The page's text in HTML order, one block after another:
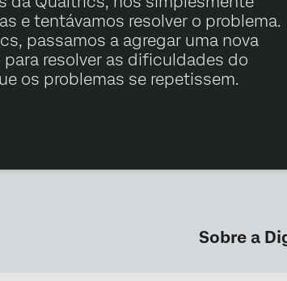
e tentávamos resolver o problema.
passamos a agregar uma nova
resolver as dificuldades do
os problemas se repetissem.
Sobre a